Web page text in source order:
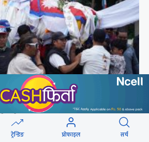
गुरुङको अन्त्येष्टि (तस्वीरहरू)
ट्रेन्डिङ प्रोफाइल सर्च